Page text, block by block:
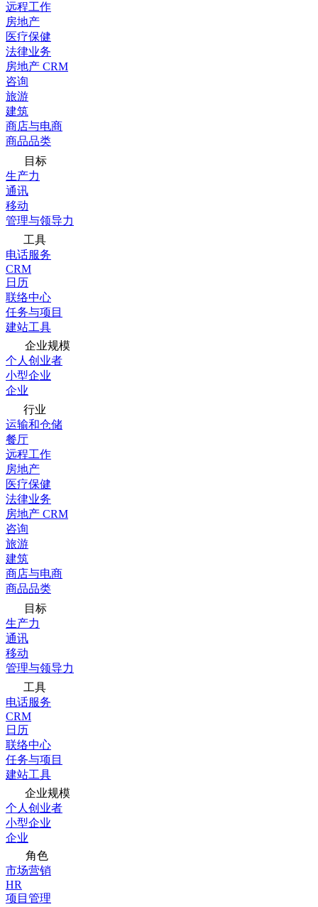
远程工作
房地产
医疗保健
法律业务
房地产 CRM
咨询
旅游
建筑
商店与电商
商品品类
目标
生产力
通讯
移动
管理与领导力
工具
电话服务
CRM
日历
联络中心
任务与项目
建站工具
企业规模
个人创业者
小型企业
企业
行业
运输和仓储
餐厅
远程工作
房地产
医疗保健
法律业务
房地产 CRM
咨询
旅游
建筑
商店与电商
商品品类
目标
生产力
通讯
移动
管理与领导力
工具
电话服务
CRM
日历
联络中心
任务与项目
建站工具
企业规模
个人创业者
小型企业
企业
角色
市场营销
HR
项目管理